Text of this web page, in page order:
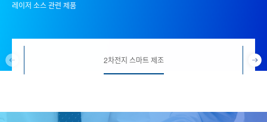
레이저 소스 관련 제품
2차전지 스마트 제조